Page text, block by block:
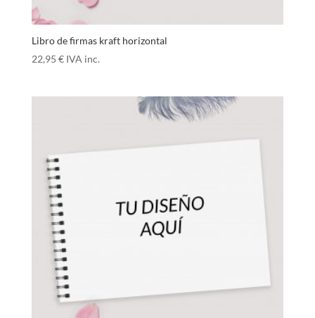
Libro de firmas kraft horizontal
22,95 € IVA inc.